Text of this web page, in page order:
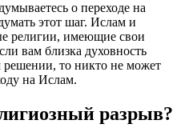
о переходе на
этот шаг. Ислам и
религии, имеющие свои
вам близка духовность
то никто не может
на Ислам.
разрыв?